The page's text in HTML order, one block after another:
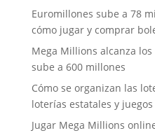
Euromillones sube a 78
cómo jugar y comprar
Mega Millions alcanza
sube a 600 millones
Cómo se organizan las
loterías estatales y
Jugar Mega Millions